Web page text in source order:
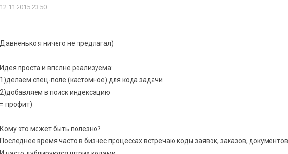
12.11.2015 23:50
Давненько я ничего не предлагал)
Идея проста и вполне реализуема:
1)делаем спец-поле (кастомное) для кода задачи
2)добавляем в поиск индексацию
= профит)
Кому это может быть полезно?
Последнее время часто в бизнес процессах встречаю коды заявок, заказов, документов.